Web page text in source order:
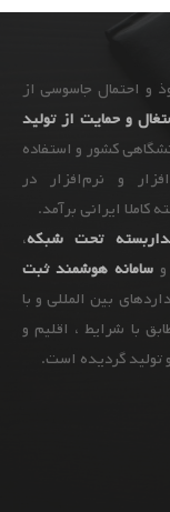
بحث نفوذ و احتمال جاسوسی از
و حمایت از تولید
کشور و استفاده
و نرم‌افزار در
ایرانی برآمد.
تحت شبکه،
وسامانه هوشمند ثبت
بین المللی و با
با شرایط ، اقلیم و
تولید گردیده است.